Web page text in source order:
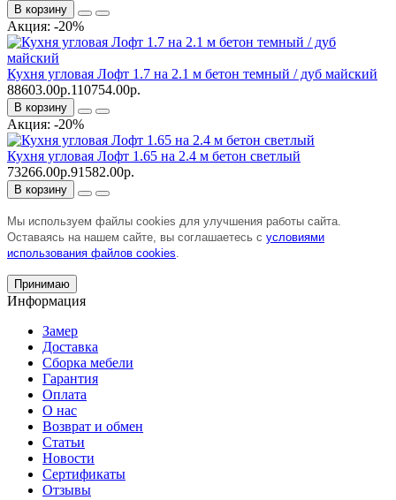
В корзину
Акция: -20%
Кухня угловая Лофт 1.7 на 2.1 м бетон темный / дуб майский
88603.00р.110754.00р.
В корзину
Акция: -20%
Кухня угловая Лофт 1.65 на 2.4 м бетон светлый
73266.00р.91582.00р.
В корзину
Мы используем файлы cookies для улучшения работы сайта.
Оставаясь на нашем сайте, вы соглашаетесь с условиями
использования файлов cookies
Принимаю
Информация
Замер
Доставка
Сборка мебели
Гарантия
Оплата
О нас
Возврат и обмен
Статьи
Новости
Сертификаты
Отзывы